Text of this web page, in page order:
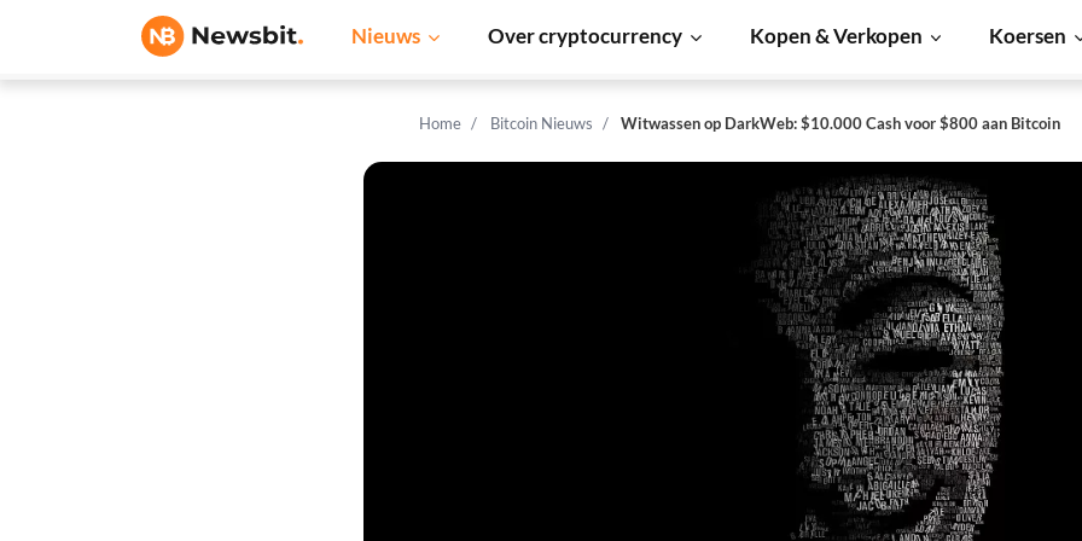
Nieuws Over cryptocurrency Kopen & Verkopen Koersen
Home Bitcoin Nieuws Witwassen op DarkWeb: $10.000 Cash voor $800 aan Bitcoin